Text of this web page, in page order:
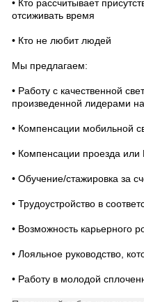
• Кто рассчитывает
отсиживать время
• Кто не любит людей
Мы предлагаем:
• Работу с качественной
произведенной лидерами
• Компенсации мобильной
• Компенсации проезда
• Обучение/стажировка за
• Трудоустройство в
• Возможность карьерного
• Лояльное руководство,
• Работу в молодой